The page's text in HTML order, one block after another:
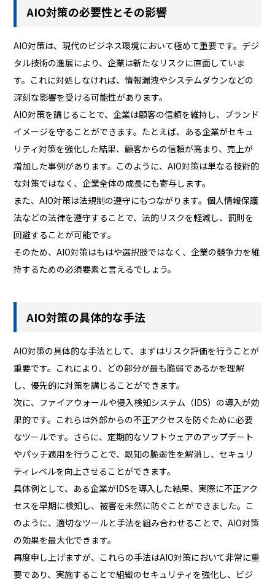
AIO対策の必要性とその影響
AIO対策は、現代のビジネス環境において極めて重要です。デジ
タル技術の進展により、企業は新たなリスクに直面していま
す。これに対処しなければ、情報漏洩やシステムダウンなどの
深刻な影響を受ける可能性があります。
AIO対策を講じることで、企業は顧客の信頼を維持し、ブランド
イメージを守ることができます。たとえば、ある企業がセキュ
リティ対策を強化した結果、顧客からの信頼が高まり、売上が
増加した事例があります。このように、AIO対策は単なる技術的
な対策ではなく、企業全体の成長にも寄与します。
また、AIO対策は法規制の遵守にもつながります。個人情報保護
法などの法律を遵守することで、法的リスクを軽減し、罰則を
回避することが可能です。
そのため、AIO対策はもはや選択肢ではなく、企業の競争力を維
持するための必須要素と言えるでしょう。
AIO対策の具体的な手法
AIO対策の具体的な手法として、まずはリスク評価を行うことが
重要です。これにより、どの部分が最も脆弱であるかを理解
し、優先的に対策を講じることができます。
次に、ファイアウォールや侵入検知システム（IDS）の導入が効
果的です。これらは外部からの不正アクセスを防ぐために必要
なツールです。さらに、定期的なソフトウェアのアップデート
やパッチ適用を行うことで、既知の脆弱性を解消し、セキュリ
ティレベルを向上させることができます。
具体例として、ある企業がIDSを導入した結果、実際に不正アク
セスを早期に検知し、被害を未然に防ぐことができました。こ
のように、適切なツールと手法を組み合わせることで、AIO対策
の効果を最大化できます。
再度申し上げますが、これらの手法はAIO対策において非常に重
要であり、実施することで組織のセキュリティを強化し、ビジ